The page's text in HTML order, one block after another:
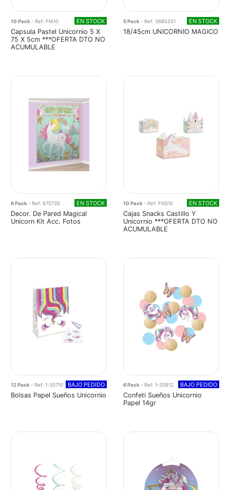
10 Pack - Ref: FM10 EN STOCK
Capsula Pastel Unicornio 5 X
75 X 5cm ***OFERTA DTO NO
ACUMULABLE
5 Pack - Ref: 3685201 EN STOCK
18/45cm UNICORNIO MAGICO
6 Pack - Ref: 670735 EN STOCK
Decor. De Pared Magical
Unicorn Kit Acc. Fotos
10 Pack - Ref: FNS10 EN STOCK
Cajas Snacks Castillo Y
Unicornio ***OFERTA DTO NO
ACUMULABLE
12 Pack - Ref: 1-30710 BAJO PEDIDO
Bolsas Papel Sueños Unicornio
6 Pack - Ref: 1-30912 BAJO PEDIDO
Confeti Sueños Unicornio
Papel 14gr